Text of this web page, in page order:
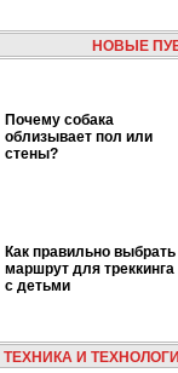
НОВЫЕ
Почему собака
облизывает пол или
стены?
Как правильно выбрать
маршрут для треккинга
с детьми
ТЕХНИКА И